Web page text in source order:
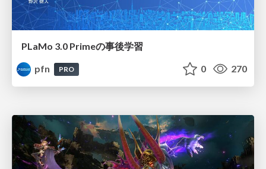
PLaMo 3.0 Primeの事後学習
pfn
PRO 0 270